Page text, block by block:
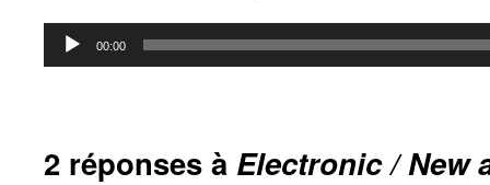
Lecteur
00:00
2 réponses à Electronic / New